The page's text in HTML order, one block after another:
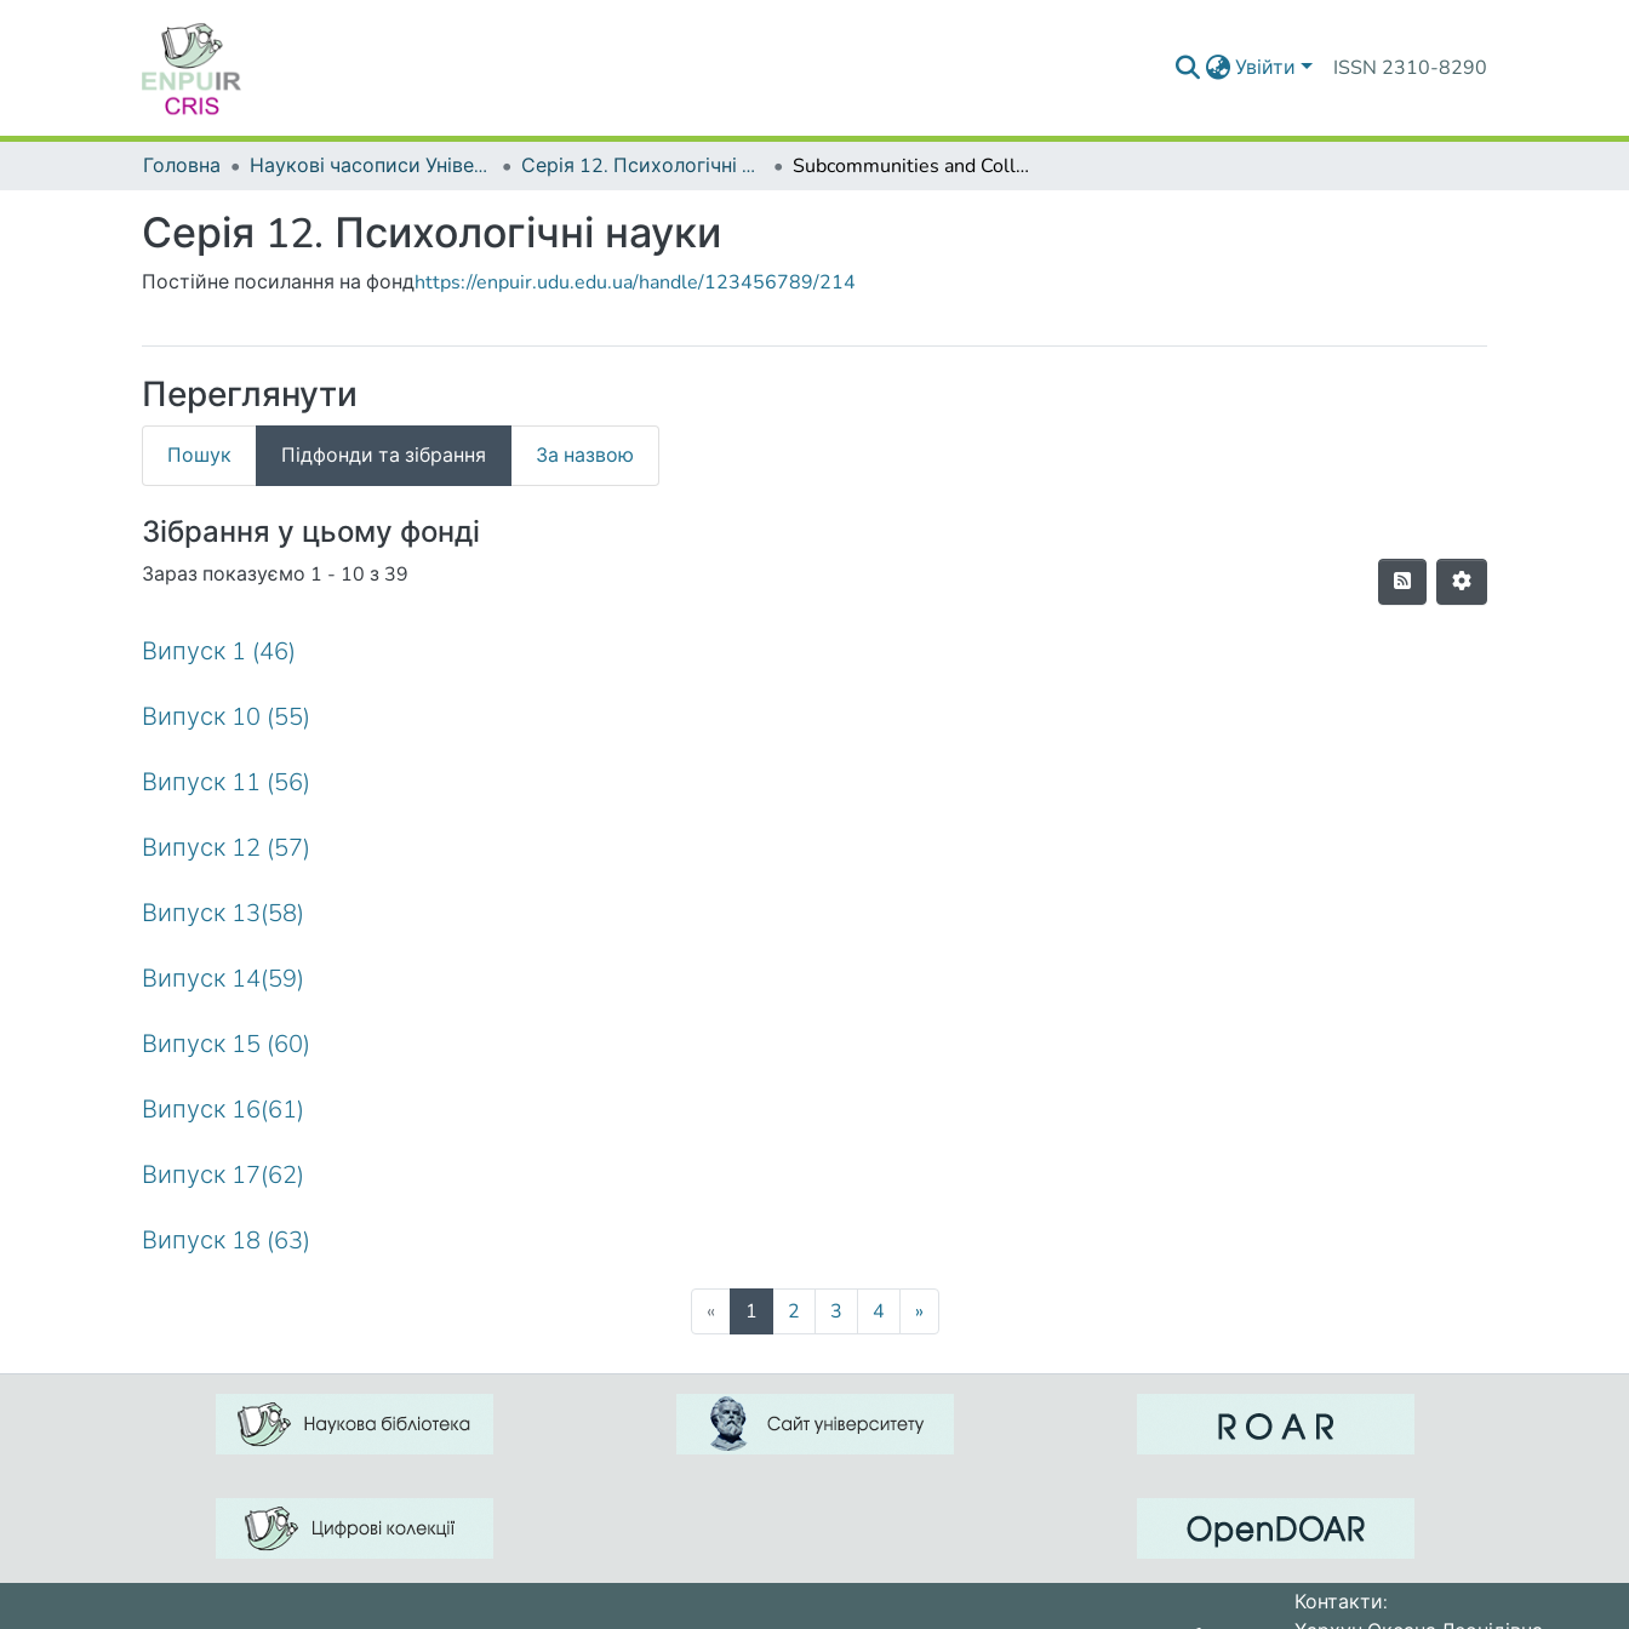
Увійти ISSN 2310-8290
Головна Наукові часописи Університету Серія 12. Психологічні науки Subcommunities and Collections
Серія 12. Психологічні науки
Постійне посилання на фондhttps://enpuir.udu.edu.ua/handle/123456789/214
Переглянути
Пошук Підфонди та зібрання За назвою
Зібрання у цьому фонді
Зараз показуємо 1 - 10 з 39
Випуск 1 (46)
Випуск 10 (55)
Випуск 11 (56)
Випуск 12 (57)
Випуск 13(58)
Випуск 14(59)
Випуск 15 (60)
Випуск 16(61)
Випуск 17(62)
Випуск 18 (63)
« 1(current)
2 3 4 »
Контакти: